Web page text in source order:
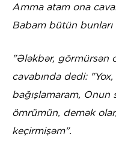
Amma atam ona
Babam bütün
"Ələkbər, görmürsən
cavabında dedi:
bağışlamaram,
ömrümün, demək
keçirmişəm".